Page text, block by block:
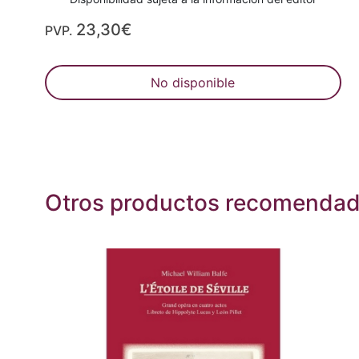
PVP. 23,30€
No disponible
Otros productos